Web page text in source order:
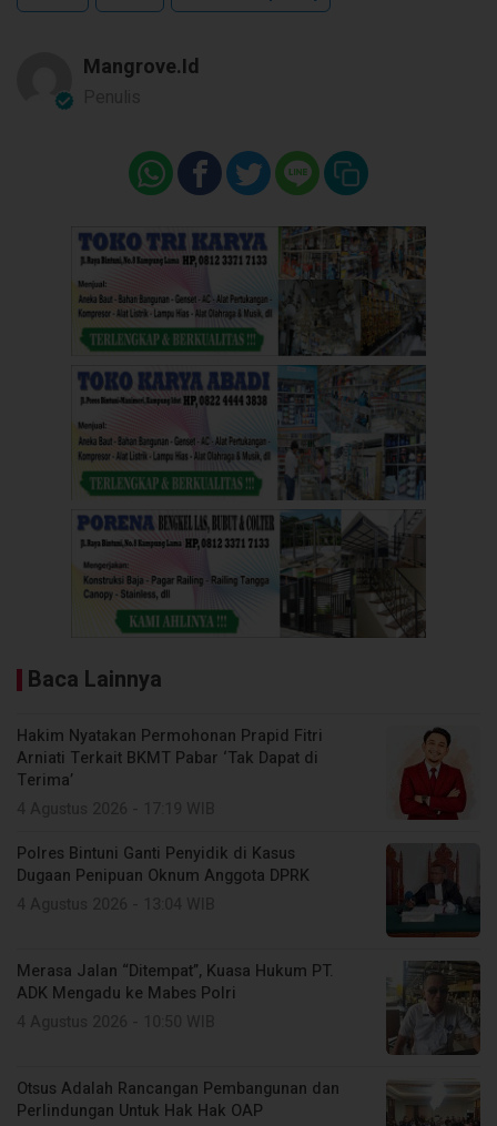
Mangrove.id
Baca Lainnya
Hakim Nyatakan Permohonan Prapid Fitri
Arniati Terkait BKMT Pabar ‘Tak Dapat di
Terima’
Polres Bintuni Ganti Penyidik di Kasus
Dugaan Penipuan Oknum Anggota DPRK
Merasa Jalan “Ditempat”, Kuasa Hukum PT.
ADK Mengadu ke Mabes Polri
Otsus Adalah Rancangan Pembangunan dan
Perlindungan Untuk Hak Hak OAP